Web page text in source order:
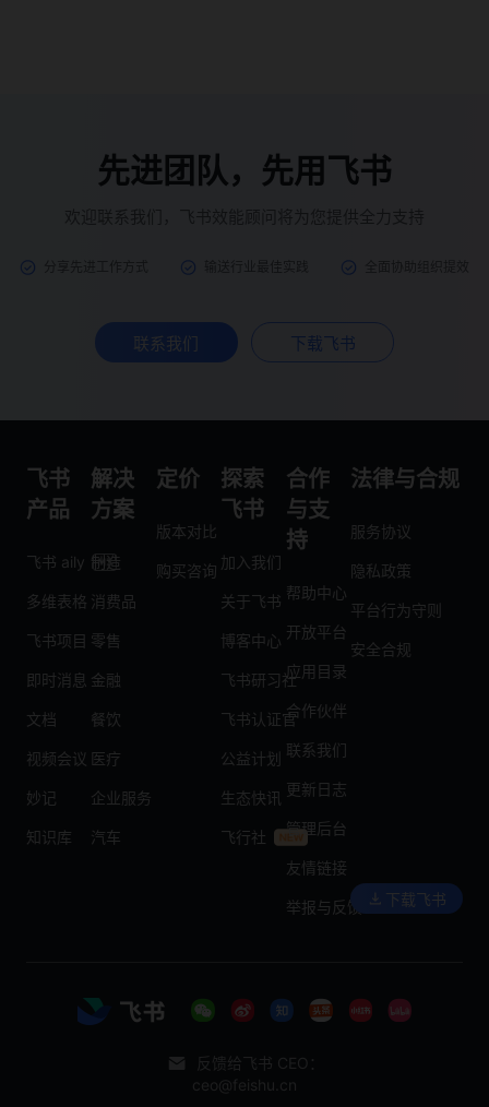
先进团队，先用飞书
联系我们 下载飞书
飞书
产品
飞书 aily
多维表格
飞书项目
即时消息
文档
视频会议
妙记
知识库
解决
方案
制造
消费品
零售
金融
餐饮
医疗
企业服务
汽车
定价
版本对比
购买咨询
探索
飞书
加入我们
关于飞书
博客中心
飞书研习社
飞书认证官
公益计划
生态快讯
飞行社
合作
与支
持
帮助中心
开放平台
应用目录
合作伙伴
联系我们
更新日志
管理后台
友情链接
举报与反馈
法律与合规
服务协议
隐私政策
平台行为守则
安全合规
下载飞书
反馈给飞书 CEO：
ceo@feishu.cn